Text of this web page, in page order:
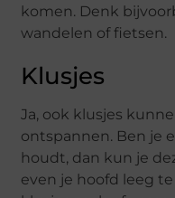
komen. Denk
wandelen of fietsen.
Klusjes
Ja, ook klusjes
ontspannen. Ben je
houdt, dan kun je
even je hoofd leeg